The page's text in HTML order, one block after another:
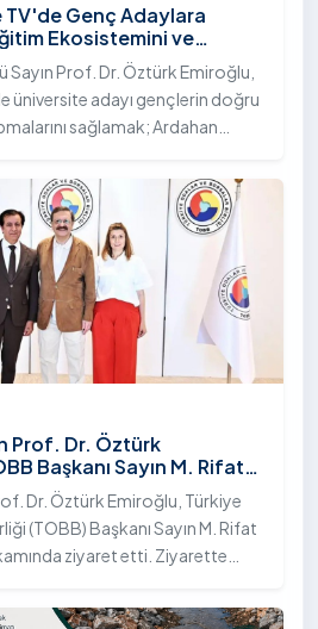
TV'de Genç Adaylara
Ekosistemini ve
Anlattı
Prof. Dr. Öztürk Emiroğlu,
üniversite adayı gençlerin doğru
sağlamak; Ardahan
aktarmak üzere Ülke TV
"Genç Vizyon" programına
katıldı.
Prof. Dr. Öztürk
Başkanı Sayın M. Rifat
Dr. Öztürk Emiroğlu, Türkiye
(TOBB) Başkanı Sayın M. Rifat
ziyaret etti. Ziyarette
eşlik etti.